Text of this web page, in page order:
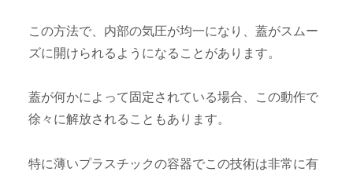
この方法で、内部の気圧が均一になり、蓋がスムー
ズに開けられるようになることがあります。
蓋が何かによって固定されている場合、この動作で
徐々に解放されることもあります。
特に薄いプラスチックの容器でこの技術は非常に有